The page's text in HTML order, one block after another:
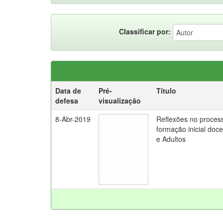
Classificar por:
Data de
defesa
Pré-
visualização
Título
8-Abr-2019
Reflexões no
formação inicial
e Adultos